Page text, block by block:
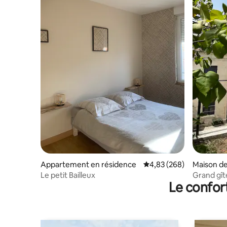
Appartement en résidence Évaluation moyenne
4,83 (268)
Le petit Bailleux
Maison
Grand
12à14pers
Le